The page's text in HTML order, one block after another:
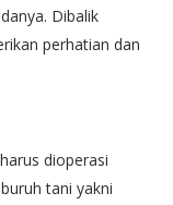
Dibalik
perhatian dan
dioperasi
tani yakni